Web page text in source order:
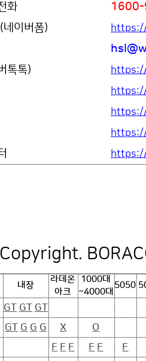
화
이버폼)
톡톡)
Copyright.
내장
라데온
아크
1000대
~4000대
5050
GT GT GT
GT G G G X O
F F F F F F